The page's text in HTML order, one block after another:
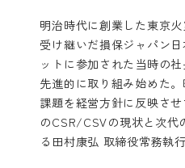
明治時代に創業した東京
受け継いだ損保ジャパン
ットに参加された当時の
先進的に取り組み始めた
課題を経営方針に反映さ
のCSR/CSVの現状と次代
る田村康弘 取締役常務執